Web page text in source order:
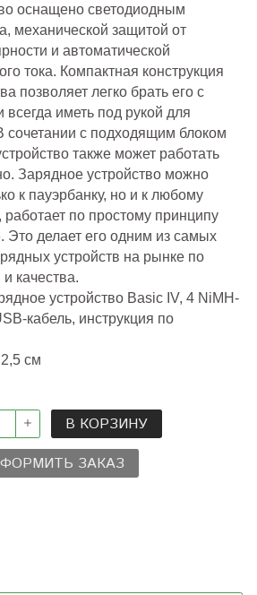
оснащено светодиодным
механической защитой от
и автоматической
тока. Компактная конструкция
позволяет легко брать его с
всегда иметь под рукой для
сочетании с подходящим блоком
также может работать
Зарядное устройство можно
к пауэрбанку, но и к любому
работает по простому принципу
Это делает его одним из самых
устройств на рынке по
качества.
устройство Basic IV, 4 NiMH-
кабель, инструкция по
см
В КОРЗИНУ
ЗАКАЗ